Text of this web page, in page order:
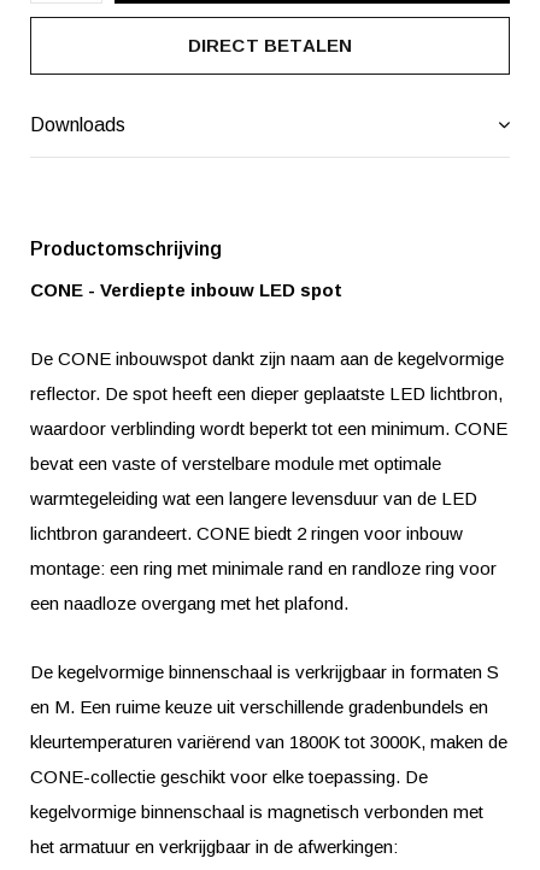
DIRECT BETALEN
Downloads
Productomschrijving
CONE - Verdiepte inbouw LED spot
De CONE inbouwspot dankt zijn naam aan de kegelvormige
reflector. De spot heeft een dieper geplaatste LED lichtbron,
waardoor verblinding wordt beperkt tot een minimum. CONE
bevat een vaste of verstelbare module met optimale
warmtegeleiding wat een langere levensduur van de LED
lichtbron garandeert. CONE biedt 2 ringen voor inbouw
montage: een ring met minimale rand en randloze ring voor
een naadloze overgang met het plafond.
De kegelvormige binnenschaal is verkrijgbaar in formaten S
en M. Een ruime keuze uit verschillende gradenbundels en
kleurtemperaturen variërend van 1800K tot 3000K, maken de
CONE-collectie geschikt voor elke toepassing. De
kegelvormige binnenschaal is magnetisch verbonden met
het armatuur en verkrijgbaar in de afwerkingen: